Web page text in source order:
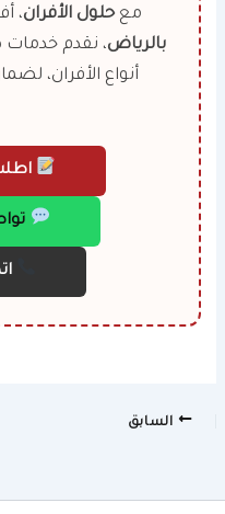
معحلول الأفران،
بالرياض، نقدم خدمات
أنواع الأفران،
السابق